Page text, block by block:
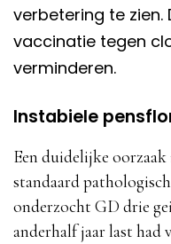
verbetering te
vaccinatie tegen
verminderen.
Instabiele
Een duidelijke
standaard
onderzocht GD drie
anderhalf jaar last had